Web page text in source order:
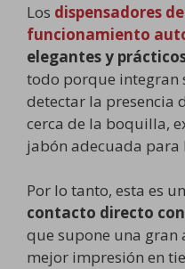
Los dispensadores
funcionamiento
elegantes y
todo porque integran
detectar la presencia
cerca de la boquilla,
jabón adecuada para
Por lo tanto, esta es
contacto directo
que supone una gran
mejor impresión en